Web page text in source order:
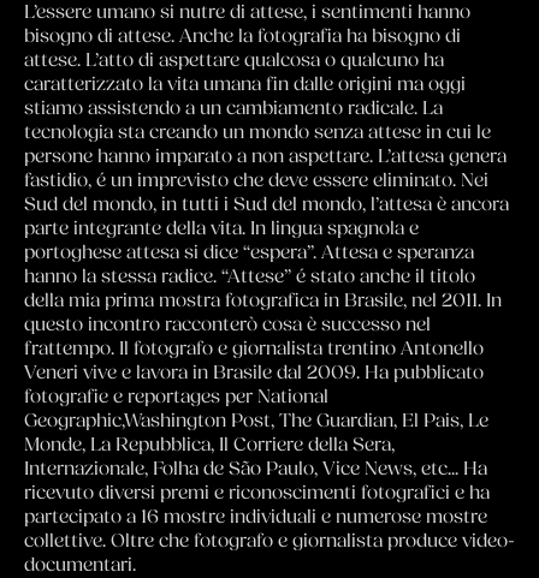
L’essere umano si nutre di attese, i sentimenti hanno
bisogno di attese. Anche la fotografia ha bisogno di
attese. L’atto di aspettare qualcosa o qualcuno ha
caratterizzato la vita umana fin dalle origini ma oggi
stiamo assistendo a un cambiamento radicale. La
tecnologia sta creando un mondo senza attese in cui le
persone hanno imparato a non aspettare. L’attesa genera
fastidio, é un imprevisto che deve essere eliminato. Nei
Sud del mondo, in tutti i Sud del mondo, l’attesa è ancora
parte integrante della vita. In lingua spagnola e
portoghese attesa si dice “espera”. Attesa e speranza
hanno la stessa radice. “Attese” é stato anche il titolo
della mia prima mostra fotografica in Brasile, nel 2011. In
questo incontro racconterò cosa è successo nel
frattempo. Il fotografo e giornalista trentino Antonello
Veneri vive e lavora in Brasile dal 2009. Ha pubblicato
fotografie e reportages per National
Geographic,Washington Post, The Guardian, El Pais, Le
Monde, La Repubblica, Il Corriere della Sera,
Internazionale, Folha de São Paulo, Vice News, etc... Ha
ricevuto diversi premi e riconoscimenti fotografici e ha
partecipato a 16 mostre individuali e numerose mostre
collettive. Oltre che fotografo e giornalista produce video-
documentari.